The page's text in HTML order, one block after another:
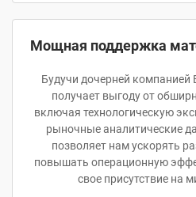
Мощная поддержка
Будучи дочерней компанией
получает выгоду от
включая технологическую
рыночные аналитические
позволяет нам ускорять
повышать операционную
свое присутствие на